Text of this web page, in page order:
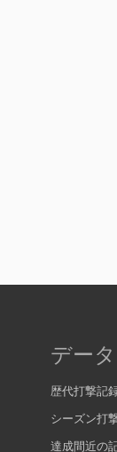
データ
歴代打撃記
シーズン打
達成間近の